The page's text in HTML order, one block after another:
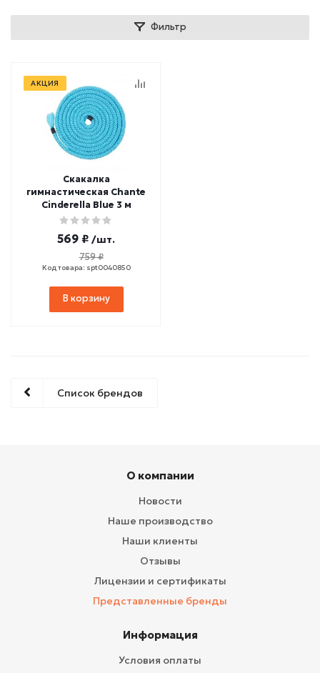
Фильтр
АКЦИЯ
Скакалка
гимнастическая Chante
Cinderella Blue 3 м
569 ₽ /шт.
759 ₽
Код товара: spt0040850
В корзину
Список брендов
О компании
Новости
Наше производство
Наши клиенты
Отзывы
Лицензии и сертификаты
Представленные бренды
Информация
Условия оплаты